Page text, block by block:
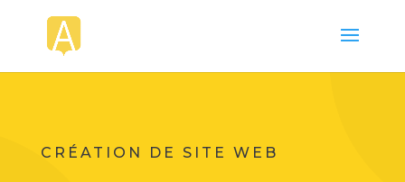
CRÉATION DE SITE WEB